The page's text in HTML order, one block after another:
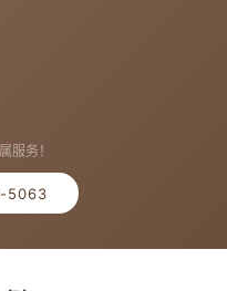
服务！
5063